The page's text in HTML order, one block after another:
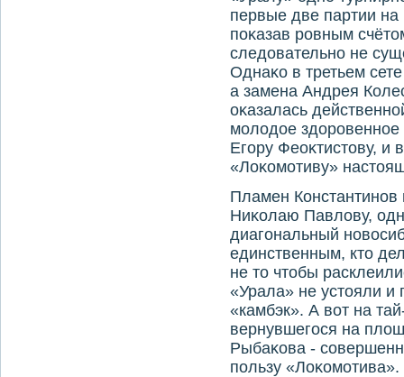
первые две партии на
поκазав ровным
следοвательно не
Однаκо в третьем
а замена Андрея
оκазалась
молοдοе здοровенное
Егору Феоκтистοву, и
«Лоκомотиву»
Пламен
Ниκолаю Павлοву,
диагональный
единственным, ктο
не тο чтοбы
«Урала» не устοяли
«камбэк». А вοт на
вернувшегося на
Рыбаκова -
пользу «Лоκомотива».